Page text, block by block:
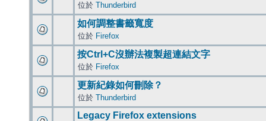
位於 Thunderbird
如何調整書籤寬度
位於 Firefox
按Ctrl+C沒辦法複製超連結文字
位於 Firefox
更新紀錄如何刪除？
位於 Thunderbird
Legacy Firefox extensions